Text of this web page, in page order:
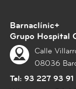
Barnaclínic+
Grupo Hospital
Calle
08036
Tel: 93 227 93 91